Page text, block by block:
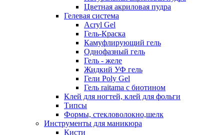
Цветная акриловая пудра
Гелевая система
Acryl Gel
Гель-Краска
Камуфлирующий гель
Однофазный гель
Гель - желе
Жидкий УФ гель
Гели Poly Gel
Гель raitama с биотином
Клей для ногтей, клей для фольги
Типсы
Формы, стекловолокно,шелк
Инструменты для маникюра
Кисти